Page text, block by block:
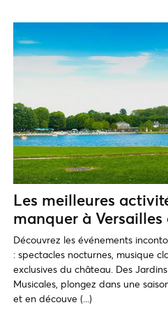
Les meilleures
manquer à Versailles
Découvrez les événements
: spectacles nocturnes, musique
exclusives du château. Des
Musicales, plongez dans une
et en découve (...)